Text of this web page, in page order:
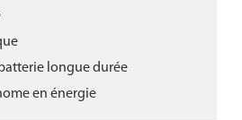
longue durée
en énergie